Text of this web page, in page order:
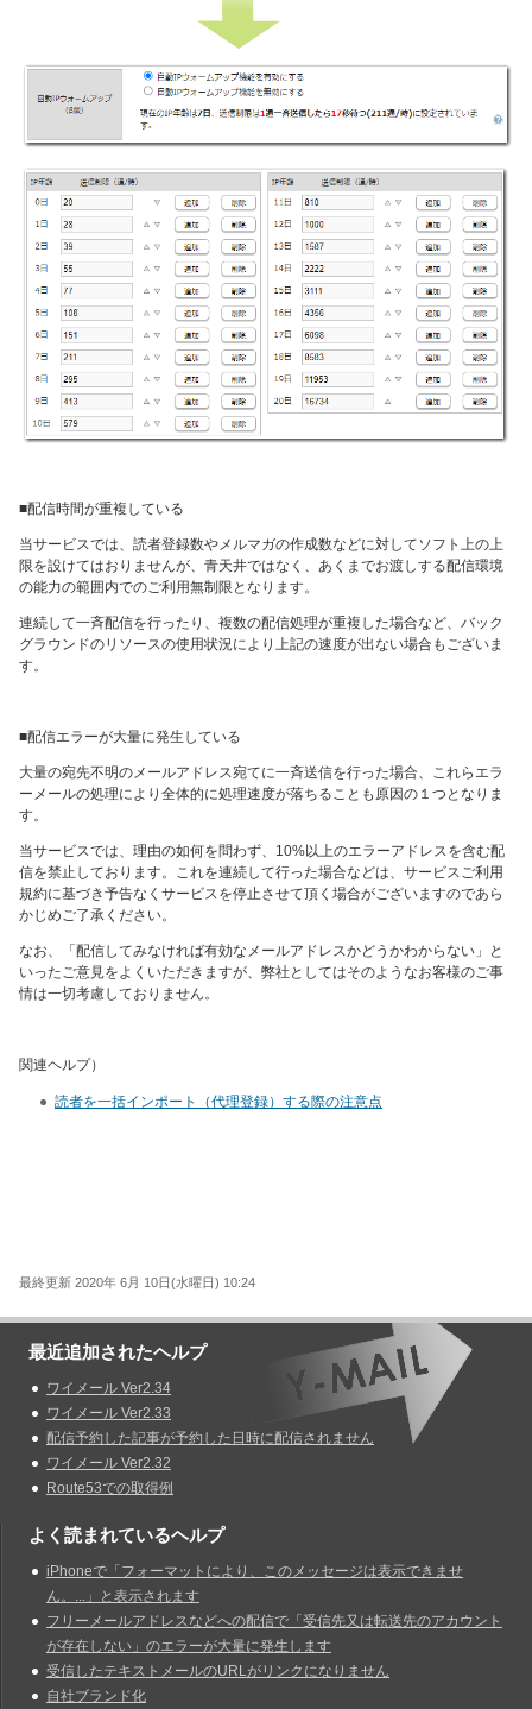
■配信時間が重複している
当サービスでは、読者登録数やメルマガの作成数などに対してソフト上の上
限を設けてはおりませんが、青天井ではなく、あくまでお渡しする配信環境
の能力の範囲内でのご利用無制限となります。
連続して一斉配信を行ったり、複数の配信処理が重複した場合など、バック
グラウンドのリソースの使用状況により上記の速度が出ない場合もございま
す。
■配信エラーが大量に発生している
大量の宛先不明のメールアドレス宛てに一斉送信を行った場合、これらエラ
ーメールの処理により全体的に処理速度が落ちることも原因の１つとなりま
す。
当サービスでは、理由の如何を問わず、10%以上のエラーアドレスを含む配
信を禁止しております。これを連続して行った場合などは、サービスご利用
規約に基づき予告なくサービスを停止させて頂く場合がございますのであら
かじめご了承ください。
なお、「配信してみなければ有効なメールアドレスかどうかわからない」と
いったご意見をよくいただきますが、弊社としてはそのようなお客様のご事
情は一切考慮しておりません。
関連ヘルプ）
読者を一括インポート（代理登録）する際の注意点
最終更新 2020年 6月 10日(水曜日) 10:24
最近追加されたヘルプ
ワイメール Ver2.34
ワイメール Ver2.33
配信予約した記事が予約した日時に配信されません
ワイメール Ver2.32
Route53での取得例
よく読まれているヘルプ
iPhoneで「フォーマットにより、このメッセージは表示できませ
ん。...」と表示されます
フリーメールアドレスなどへの配信で「受信先又は転送先のアカウント
が存在しない」のエラーが大量に発生します
受信したテキストメールのURLがリンクになりません
自社ブランド化